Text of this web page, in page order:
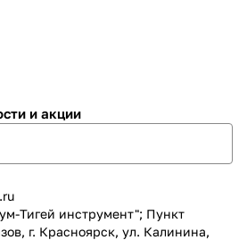
и акции
Тигей инструмент"; Пункт
г. Красноярск, ул. Калинина,